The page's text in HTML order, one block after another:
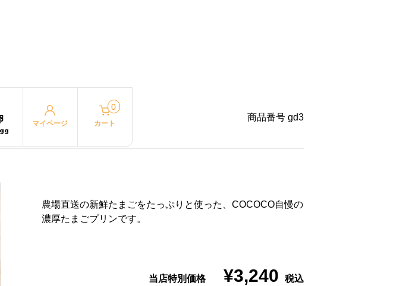
マイページ カート
0
商品番号 gd3
農場直送の新鮮たまごをたっぷりと使った、COCOCO自慢の
濃厚たまごプリンです。
当店特別価格 ¥3,240 税込